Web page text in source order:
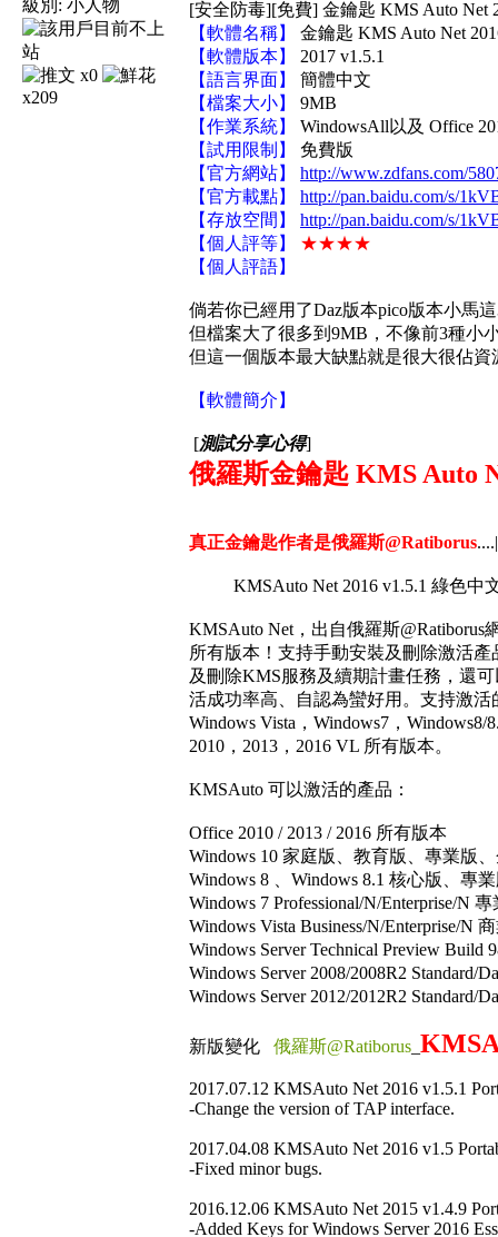
級別: 小人物
x0
x209
[安全防毒][免費] 金鑰匙 KMS Auto Net
【軟體名稱】
金鑰匙 KMS Auto Net
【軟體版本】
2017 v1.5.1
【語言界面】
簡體中文
【檔案大小】
9MB
【作業系統】
WindowsAll以及 Office
【試用限制】
免費版
【官方網站】
http://www.zdfans.com/
【官方載點】
http://pan.baidu.com/s/
【存放空間】
http://pan.baidu.com/s/
【個人評等】
★★★★
【個人評語】
倘若你已經用了Daz版本pico版本小馬
但檔案大了很多到9MB，不像前3種小
但這一個版本最大缺點就是很大很佔資
【軟體簡介】
[測試分享心得]
俄羅斯金鑰匙 KMS Auto
真正金鑰匙作者是俄羅斯@Ratiborus
KMSAuto Net 2016 v1.5.1 綠色中
KMSAuto Net，出自俄羅斯
所有版本！支持手動安裝及刪除激活
及刪除KMS服務及續期計畫任務，還
活成功率高、自認為蠻好用。支持激活
Windows Vista，Windows7，Windows8/
2010，2013，2016 VL 所有版本。
KMSAuto 可以激活的產品：
Office 2010 / 2013 / 2016 所有版本
Windows 10 家庭版、教育版、專業版
Windows 8 、Windows 8.1 核心版、專
Windows 7 Professional/N/Enterprise/N
Windows Vista Business/N/Enterprise/N
Windows Server Technical Preview Build
Windows Server 2008/2008R2 Standard/
Windows Server 2012/2012R2 Standard/
新版變化 俄羅斯@Ratiborus
2017.07.12 KMSAuto Net 2016 v1.5.1
-Change the version of TAP interface.
2017.04.08 KMSAuto Net 2016 v1.5
-Fixed minor bugs.
2016.12.06 KMSAuto Net 2015 v1.4.9
-Added Keys for Windows Server 2016